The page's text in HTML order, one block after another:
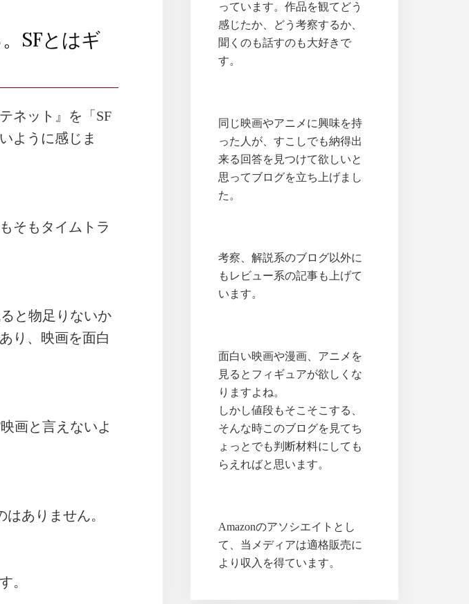
SFとはギ
ネット』を「SF
ように感じま
そもタイムトラ
と物足りないか
り、映画を面白
画と言えないよ
ありません。
。
っています。作品を観てどう
感じたか、どう考察するか、
聞くのも話すのも大好きで
す。
同じ映画やアニメに興味を持
った人が、すこしでも納得出
来る回答を見つけて欲しいと
思ってブログを立ち上げまし
た。
考察、解説系のブログ以外に
もレビュー系の記事も上げて
います。
面白い映画や漫画、アニメを
見るとフィギュアが欲しくな
りますよね。
しかし値段もそこそこする、
そんな時このブログを見てち
ょっとでも判断材料にしても
らえればと思います。
Amazonのアソシエイトとし
て、当メディアは適格販売に
より収入を得ています。